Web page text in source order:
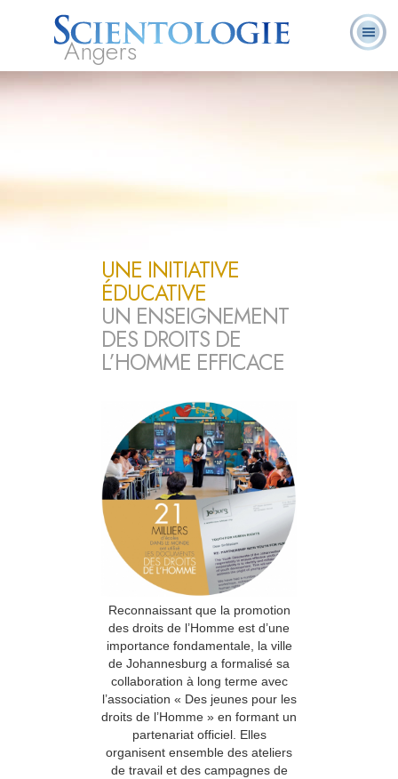
Angers
UNE INITIATIVE
ÉDUCATIVE
UN ENSEIGNEMENT
DES DROITS DE
L’HOMME EFFICACE
Reconnaissant que la promotion
des droits de l’Homme est d’une
importance fondamentale, la ville
de Johannesburg a formalisé sa
collaboration à long terme avec
l’association « Des jeunes pour les
droits de l’Homme » en formant un
partenariat officiel. Elles
organisent ensemble des ateliers
de travail et des campagnes de